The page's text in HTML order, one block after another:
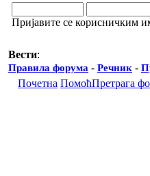
Пријавите се корисничким
Вести:
Правила форума - Речник -
Почетна ПомоћПретрага